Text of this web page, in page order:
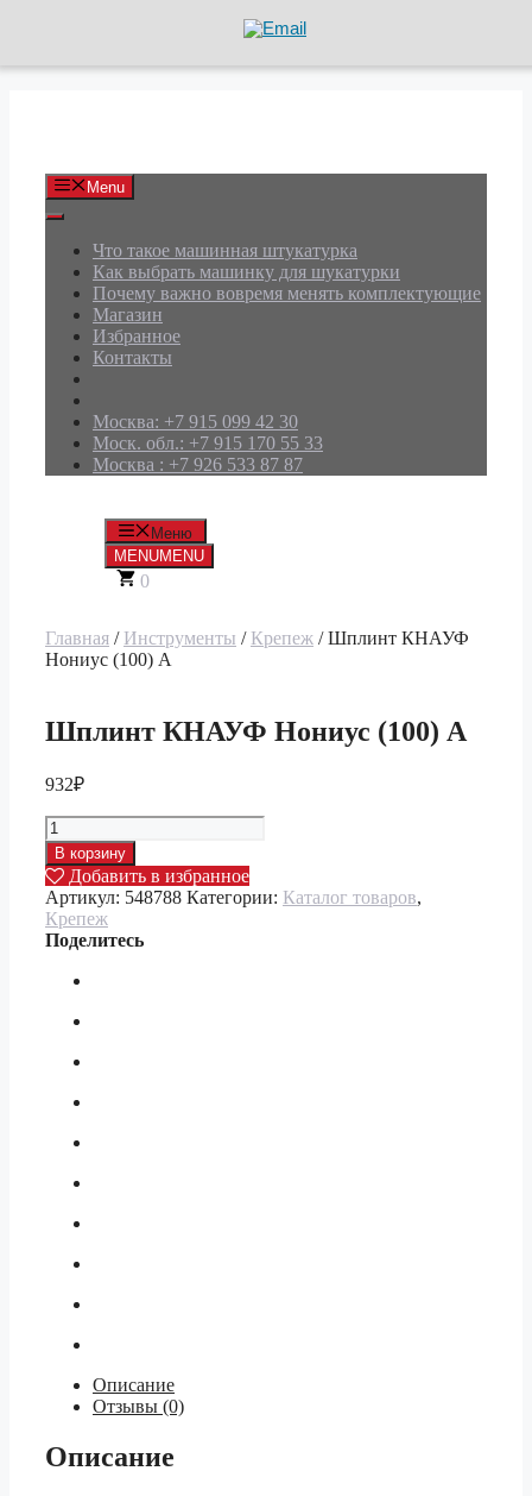
Menu
Что такое машинная штукатурка
Как выбрать машинку для шукатурки
Почему важно вовремя менять комплектующие
Магазин
Избранное
Контакты
Москва: +7 915 099 42 30
Моск. обл.: +7 915 170 55 33
Москва : +7 926 533 87 87
Меню
MENUMENU
0
Главная / Инструменты / Крепеж / Шплинт КНАУФ
Нониус (100) А
Шплинт КНАУФ Нониус (100) А
932₽
Количество
товара
Шплинт
КНАУФ
Нониус
(100)
В корзину
Добавить в избранное
Артикул: 548788 Категории: Каталог товаров,
Крепеж
Поделитесь
Описание
Отзывы (0)
Описание